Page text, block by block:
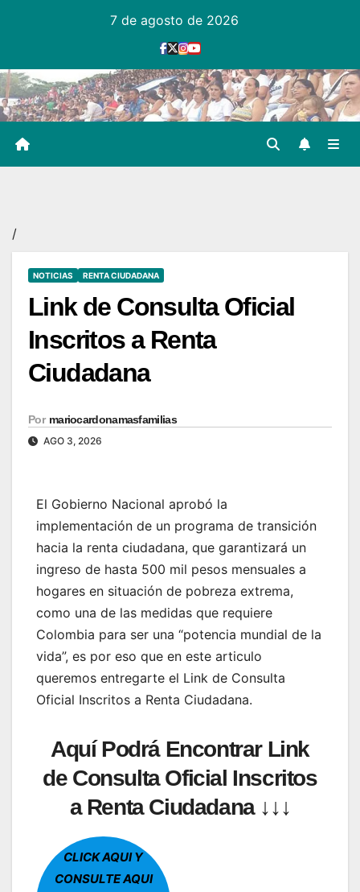
7 de agosto de 2026
/
NOTICIAS RENTA CIUDADANA
Link de Consulta Oficial
Inscritos a Renta
Ciudadana
Por mariocardonamasfamilias
AGO 3, 2026
El Gobierno Nacional aprobó la
implementación de un programa de transición
hacia la renta ciudadana, que garantizará un
ingreso de hasta 500 mil pesos mensuales a
hogares en situación de pobreza extrema,
como una de las medidas que requiere
Colombia para ser una “potencia mundial de la
vida”, es por eso que en este articulo
queremos entregarte el Link de Consulta
Oficial Inscritos a Renta Ciudadana.
Aquí Podrá Encontrar Link
de Consulta Oficial Inscritos
a Renta Ciudadana ↓↓↓
CLICK AQUI Y
CONSULTE AQUI